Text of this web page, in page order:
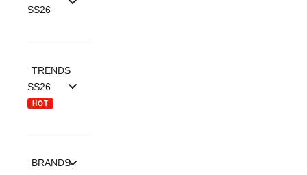
SS26
TRENDS
SS26
HOT
BRANDS